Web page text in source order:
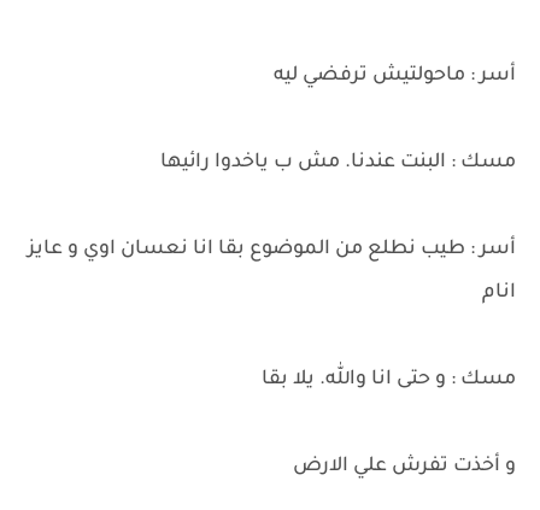
أسر : ماحولتيش ترفضي ليه
مسك : البنت عندنا. مش ب ياخدوا رائيها
أسر : طيب نطلع من الموضوع بقا انا نعسان اوي و عايز
انام
مسك : و حتى انا والله. يلا بقا
و أخذت تفرش علي الارض